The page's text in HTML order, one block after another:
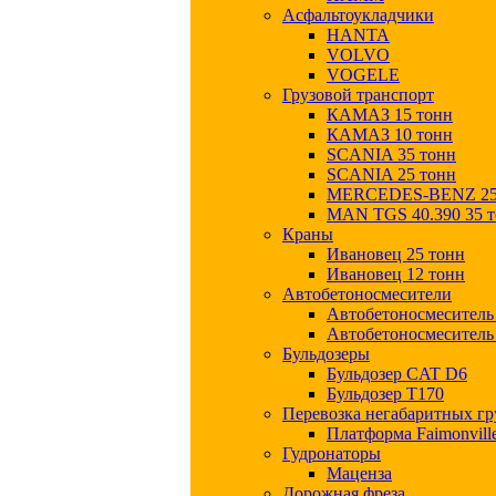
Асфальтоукладчики
HANTA
VOLVO
VOGELE
Грузовой транспорт
КАМАЗ 15 тонн
КАМАЗ 10 тонн
SCANIA 35 тонн
SCANIA 25 тонн
MERCEDES-BENZ
MAN TGS 40.390 35
Краны
Ивановец 25 тонн
Ивановец 12 тонн
Автобетоносмесители
Бульдозеры
Бульдозер CAT D6
Бульдозер T170
Перевозка негабаритных
Платформа
Гудронаторы
Маценза